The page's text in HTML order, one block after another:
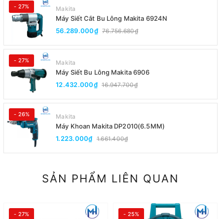
- 27% Makita
Máy Siết Cắt Bu Lông Makita 6924N
56.289.000₫ 76.756.680₫
- 27% Makita
Máy Siết Bu Lông Makita 6906
12.432.000₫ 16.947.700₫
- 26% Makita
Máy Khoan Makita DP2010(6.5MM)
1.223.000₫ 1.661.400₫
SẢN PHẨM LIÊN QUAN
- 27% - 25%